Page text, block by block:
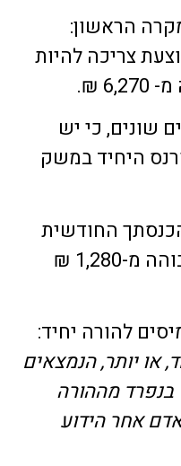
הראשון:
צריכה להיות
שונים, כי יש
היחיד במשק
החודשית
הממוצעת צריכה להיות גבוהה מ-1,280 ₪
להורה יחיד:
או יותר, הנמצאים
בנפרד מההורה
אדם אחר הידוע